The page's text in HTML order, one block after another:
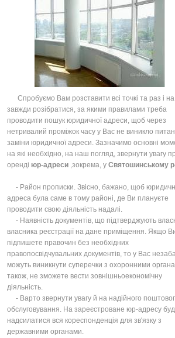
Спробуємо Вам розставити всі точкі та раз і на
завжди розібратися, за якими правилами треба
проводити пошук юридичної адреси, щоб через
нетривалий проміжок часу у Вас не виникло
заміни юридичної адреси. Зазначимо основні
на які необхідно, на наш погляд, звернути увагу
оренді юр-адреси ,зокрема, у Святошинському
- Район прописки. Звісно, бажано, щоб
адреса була саме в тому районі, де Ви плануєте
проводити свою діяльність надалі.
- Наявність документів, що підтверджують
власника реєстрації на дане приміщення. Якщо
підпишете правочин без необхідних
правопосвідчувальних документів, то у Вас
можуть виникнути суперечки з охоронними
також, не зможете вести зовнішньоекономічну
діяльність.
- Варто звернути увагу й на надійного
обслуговування. На зареєстроване юр-адресу
надсилатися вся кореспонденція для зв'язку з
державними органами.